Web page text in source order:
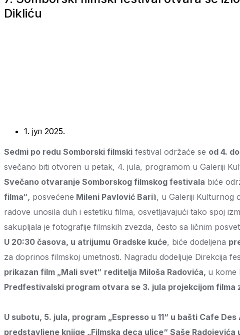
Dikliću
1. јул 2025.
Sedmi po redu Somborski filmski festival održaće se od 4.
svečano biti otvoren u petak, 4. jula, programom u Galeriji
Svečano otvaranje Somborskog filmskog festivala biće
filma“, posvećene Mileni Pavlović Barili, u Galeriji Kulturnog
radove unosila duh i estetiku filma, osvetljavajući tako spoj
sakupljala je fotografije filmskih zvezda, često sa ličnim
U 20:30 časova, u atrijumu Gradske kuće, biće dodeljena
za doprinos filmskoj umetnosti. Nagradu dodeljuje Direkcija
prikazan film „Mali svet“ reditelja Miloša Radovića, u kome
Predfestivalski program otvara se 3. jula projekcijom filma
U subotu, 5. jula, program „Espresso u 11“ u bašti Cafe
predstavljene knjige „Filmska deca ulice“ Saše Radojevića